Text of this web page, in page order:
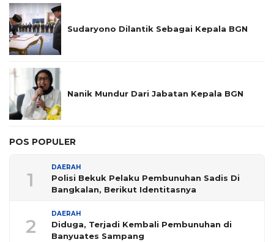
Sudaryono Dilantik Sebagai Kepala BGN
Nanik Mundur Dari Jabatan Kepala BGN
POS POPULER
1
DAERAH
Polisi Bekuk Pelaku Pembunuhan Sadis Di
Bangkalan, Berikut Identitasnya
2
DAERAH
Diduga, Terjadi Kembali Pembunuhan di
Banyuates Sampang